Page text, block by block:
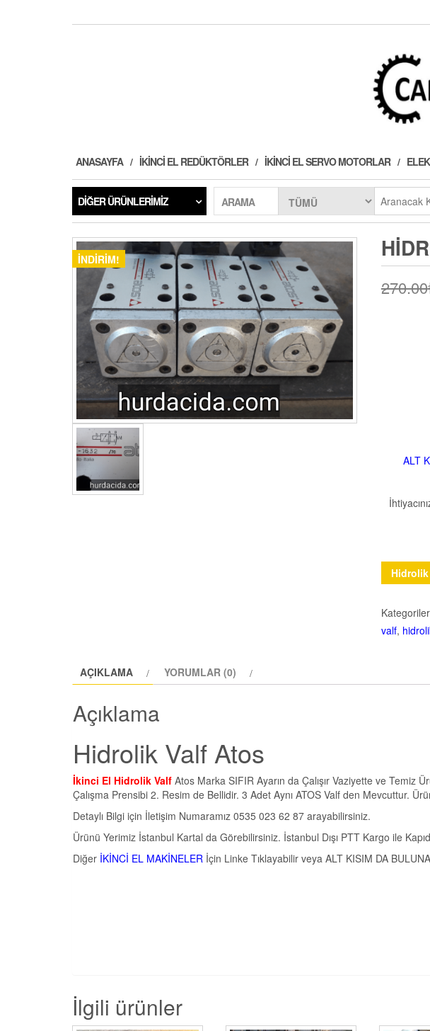
ANASAYFA İKINCI EL REDÜKTÖRLER İKINCI EL SERVO MOTORLAR
DIĞER ÜRÜNLERIMIZ ARAMA
İNDIRIM!
270.00
ALT
valf,
AÇIKLAMA YORUMLAR (0)
Açıklama
Hidrolik Valf Atos
İkinci El Hidrolik Valf Atos Marka SIFIR Ayarın da Çalışır Vaziyette ve Temiz
Çalışma Prensibi 2. Resim de Bellidir. 3 Adet Aynı ATOS Valf den Mevcuttur.
Detaylı Bilgi için İletişim Numaramız 0535 023 62 87 arayabilirsiniz.
Ürünü Yerimiz İstanbul Kartal da Görebilirsiniz. İstanbul Dışı PTT Kargo ile
Diğer İKİNCİ EL MAKİNELER İçin Linke Tıklayabilir veya ALT KISIM DA
İlgili ürünler